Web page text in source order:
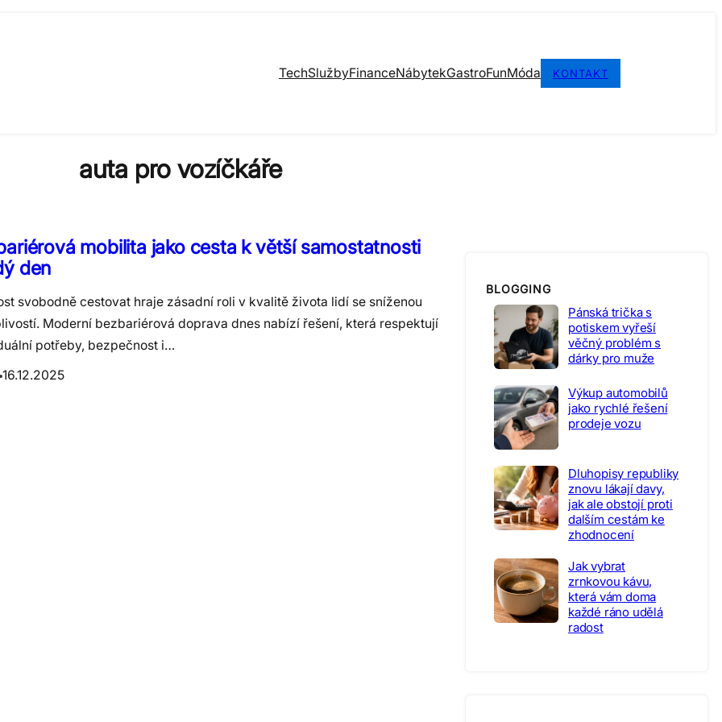
TechSlužbyFinanceNábytekGastroFunMóda KONTAKT
auta pro vozíčkáře
mobilita jako cesta k větší samostatnosti
den
svobodně cestovat hraje zásadní roli v kvalitě života lidí se sníženou
Moderní bezbariérová doprava dnes nabízí řešení, která respektují
potřeby, bezpečnost i…
16.12.2025
BLOGGING
Pánská trička s
potiskem vyřeší
věčný problém s
dárky pro muže
Výkup automobilů
jako rychlé řešení
prodeje vozu
Dluhopisy republiky
znovu lákají davy,
jak ale obstojí proti
dalším cestám ke
zhodnocení
Jak vybrat
zrnkovou kávu,
která vám doma
každé ráno udělá
radost